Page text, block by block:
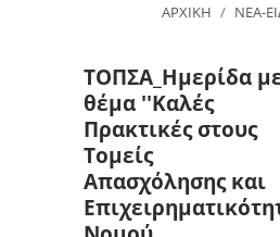
ΑΡΧΙΚΗ ΝΕΑ-
ΤΟΠΣΑ_Ημερίδα
θέμα ''Καλές
Πρακτικές στους
Τομείς
Απασχόλησης και